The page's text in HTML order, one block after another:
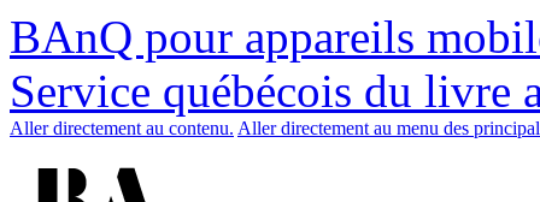
BAnQ pour appareils
Service québécois du livre
Aller directement au contenu. Aller directement au menu des